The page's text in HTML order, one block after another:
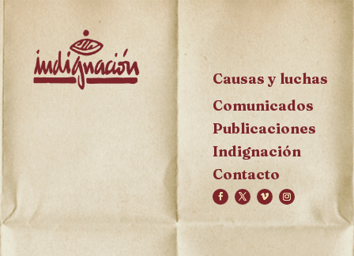
Causas y luchas
Comunicados
Publicaciones
Indignación
Contacto